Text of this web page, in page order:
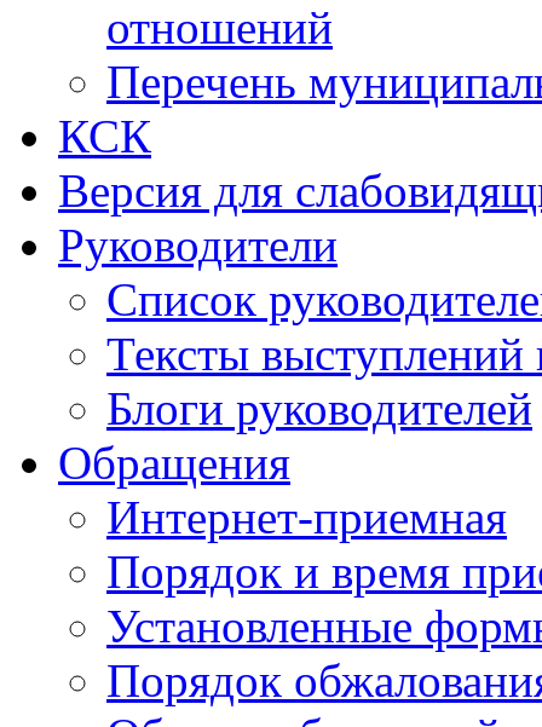
отношений
Перечень
КСК
Версия для
Руководители
Список
Тексты выступлений
Блоги руководителей
Обращения
Интернет-приемная
Порядок и время
Установленные
Порядок